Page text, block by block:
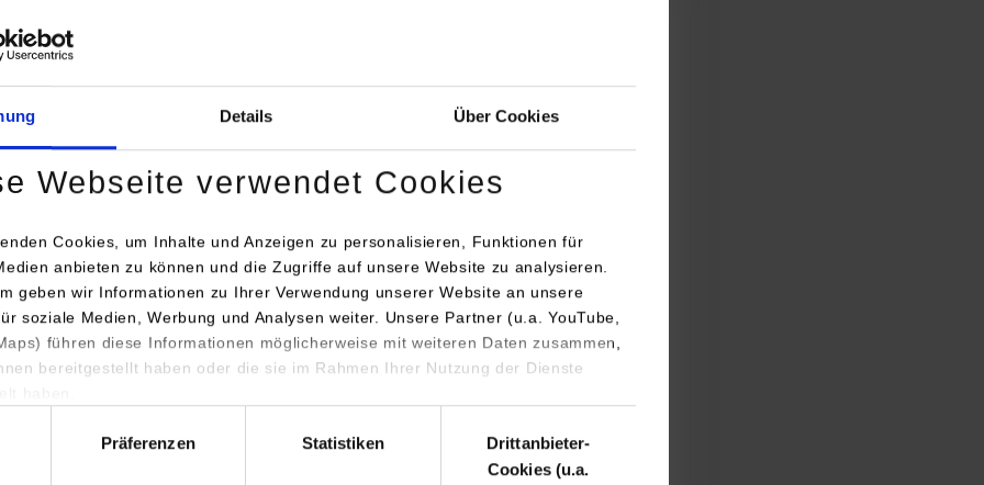
Details Über Cookies
Webseite verwendet Cookies
Cookies, um Inhalte und Anzeigen zu personalisieren, Funktionen für
anbieten zu können und die Zugriffe auf unsere Website zu analysieren.
geben wir Informationen zu Ihrer Verwendung unserer Website an unsere
soziale Medien, Werbung und Analysen weiter. Unsere Partner (u.a. YouTube,
führen diese Informationen möglicherweise mit weiteren Daten zusammen,
bereitgestellt haben oder die sie im Rahmen Ihrer Nutzung der Dienste
Präferenzen Statistiken
Drittanbieter-
Cookies (u.a.
stand die Grundierung der Außenfassade auf dem Plan. Neugierige kleine
dabei immer wieder durch die mit Folie abgehängten Fenster.
Regina Frohna freut sich: „Das ist wie ein Sechser im Lotto, dass uns diese Aktion